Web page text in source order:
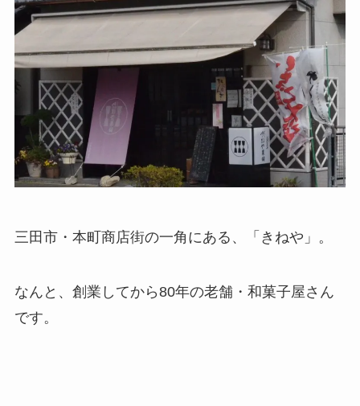
三田市・本町商店街の一角にある、「きねや」。
なんと、創業してから80年の老舗・和菓子屋さん
です。